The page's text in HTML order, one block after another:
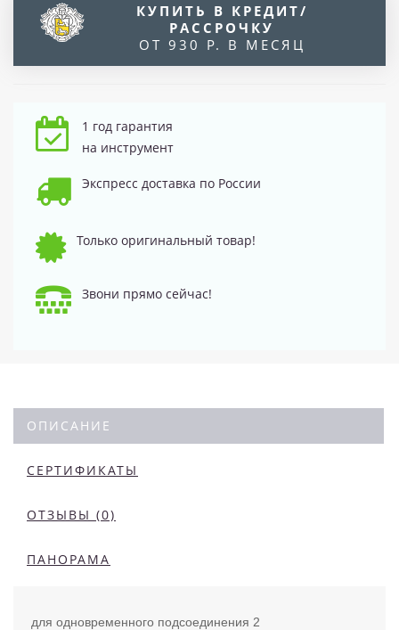
КУПИТЬ В КРЕДИТ/
РАССРОЧКУ
ОТ 930 Р. В МЕСЯЦ
1 год гарантия
на инструмент
Экспресс доставка по России
Только оригинальный товар!
Звони прямо сейчас!
ОПИСАНИЕ
СЕРТИФИКАТЫ
ОТЗЫВЫ (0)
ПАНОРАМА
для одновременного подсоединения 2